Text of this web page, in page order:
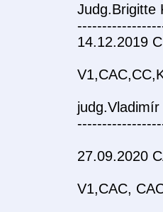
Judg.Brigitte
14.12.2019
27.09.2020
V1,CAC,